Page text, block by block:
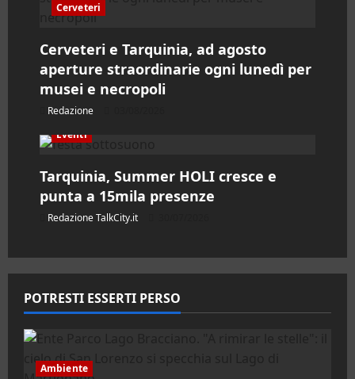
o
l
o
Cerveteri
Cerveteri e Tarquinia, ad agosto
aperture straordinarie ogni lunedì per
musei e necropoli
Redazione
Eventi
Tarquinia, Summer HOLI cresce e
punta a 15mila presenze
Redazione TalkCity.it
POTRESTI ESSERTI PERSO
Ambiente